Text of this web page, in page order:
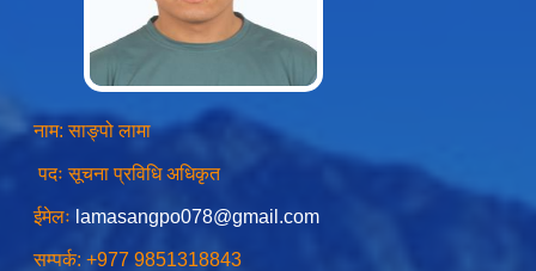
नाम: साङ्पो लामा
पदः सूचना प्रविधि अधिकृत
ईमेलः lamasangpo078@gmail.com
सम्पर्क: +977 9851318843